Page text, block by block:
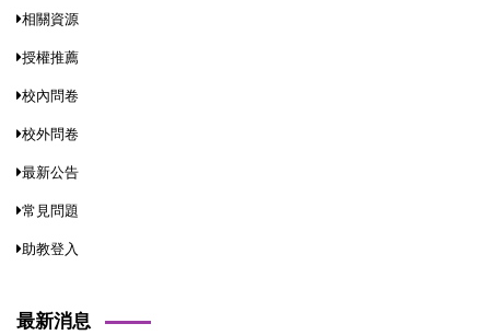
相關資源
授權推薦
校內問卷
校外問卷
最新公告
常見問題
助教登入
最新消息